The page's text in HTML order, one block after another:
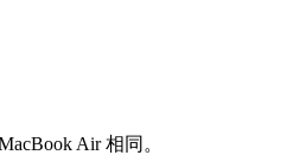
Air 相同。